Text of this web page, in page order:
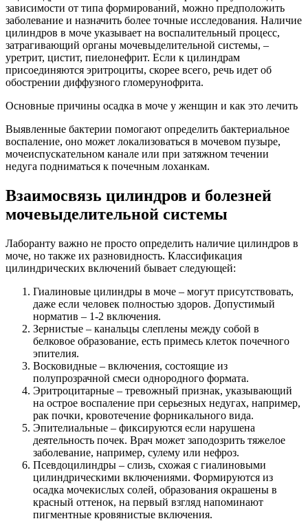
зависимости от типа формирований, можно предположить
заболевание и назначить более точные исследования. Наличие
цилиндров в моче указывает на воспалительный процесс,
затрагивающий органы мочевыделительной системы, –
уретрит, цистит, пиелонефрит. Если к цилиндрам
присоединяются эритроциты, скорее всего, речь идет об
обострении диффузного гломерунофрита.
Основные причины осадка в моче у женщин и как это лечить
Выявленные бактерии помогают определить бактериальное
воспаление, оно может локализоваться в мочевом пузыре,
мочеиспускательном канале или при затяжном течении
недуга подниматься к почечным лоханкам.
Взаимосвязь цилиндров и болезней
мочевыделительной системы
Лаборанту важно не просто определить наличие цилиндров в
моче, но также их разновидность. Классификация
цилиндрических включений бывает следующей:
Гиалиновые цилиндры в моче – могут присутствовать,
даже если человек полностью здоров. Допустимый
норматив – 1-2 включения.
Зернистые – канальцы слеплены между собой в
белковое образование, есть примесь клеток почечного
эпителия.
Восковидные – включения, состоящие из
полупрозрачной смеси однородного формата.
Эритроцитарные – тревожный признак, указывающий
на острое воспаление при серьезных недугах, например,
рак почки, кровотечение форникального вида.
Эпителиальные – фиксируются если нарушена
деятельность почек. Врач может заподозрить тяжелое
заболевание, например, сулему или нефроз.
Псевдоцилиндры – слизь, схожая с гиалиновыми
цилиндрическими включениями. Формируются из
осадка мочекислых солей, образования окрашены в
красный оттенок, на первый взгляд напоминают
пигментные кровянистые включения.